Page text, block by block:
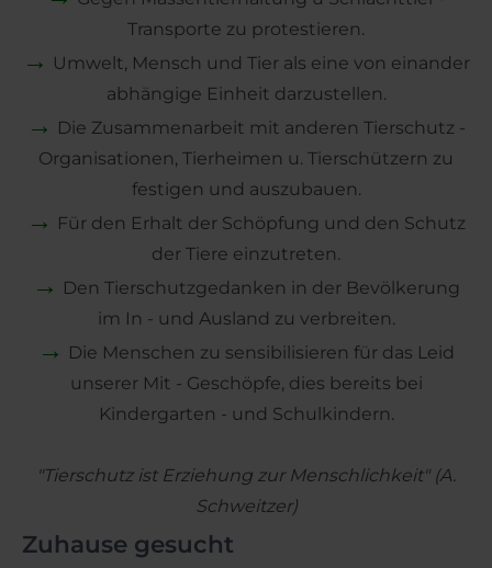
Transporte zu protestieren.
→ Umwelt, Mensch und Tier als eine von einander
abhängige Einheit darzustellen.
→ Die Zusammenarbeit mit anderen Tierschutz -
Organisationen, Tierheimen u. Tierschützern zu
festigen und auszubauen.
→ Für den Erhalt der Schöpfung und den Schutz
der Tiere einzutreten.
→ Den Tierschutzgedanken in der Bevölkerung
im In - und Ausland zu verbreiten.
→ Die Menschen zu sensibilisieren für das Leid
unserer Mit - Geschöpfe, dies bereits bei
Kindergarten - und Schulkindern.
"Tierschutz ist Erziehung zur Menschlichkeit" (A.
Schweitzer)
Zuhause gesucht